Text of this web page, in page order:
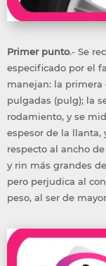
Primer punto.- Se
especificado por el
manejan: la primera
pulgadas (pulg); la
rodamiento, y se
espesor de la llanta,
respecto al ancho
y rin más grandes
pero perjudica al
peso, al ser de